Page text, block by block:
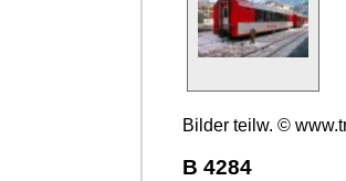
Bilder teilw. ©
B 4284